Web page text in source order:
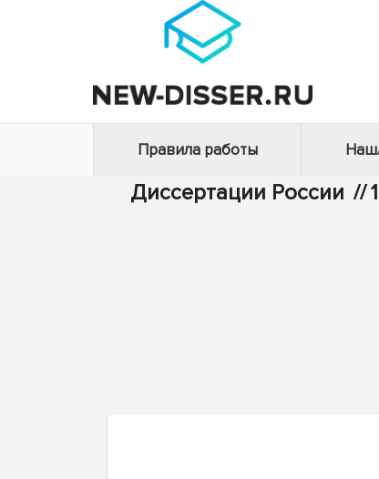
Правила работы
Диссертации России //